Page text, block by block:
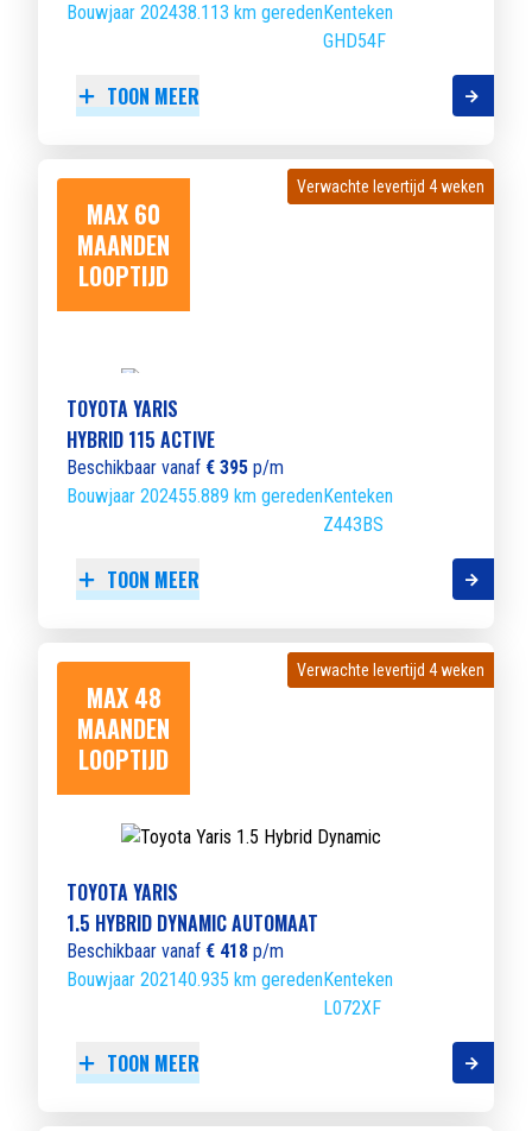
Bouwjaar 202438.113 km geredenKenteken
GHD54F
TOON MEER
MAX 60
MAANDEN
LOOPTIJD
Verwachte levertijd 4 weken
Verwachte levertijd 4 weken
TOYOTA YARIS
HYBRID 115 ACTIVE
Beschikbaar vanaf € 395 p/m
Bouwjaar 202455.889 km geredenKenteken
Z443BS
TOON MEER
MAX 48
MAANDEN
LOOPTIJD
Verwachte levertijd 4 weken
Verwachte levertijd 4 weken
TOYOTA YARIS
1.5 HYBRID DYNAMIC AUTOMAAT
Beschikbaar vanaf € 418 p/m
Bouwjaar 202140.935 km geredenKenteken
L072XF
TOON MEER